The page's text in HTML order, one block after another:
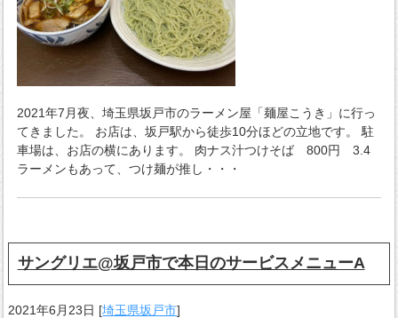
2021年7月夜、埼玉県坂戸市のラーメン屋「麺屋こうき」に行っ
てきました。 お店は、坂戸駅から徒歩10分ほどの立地です。 駐
車場は、お店の横にあります。 肉ナス汁つけそば 800円 3.4
ラーメンもあって、つけ麺が推し・・・
サングリエ@坂戸市で本日のサービスメニューA
2021年6月23日 [埼玉県坂戸市]